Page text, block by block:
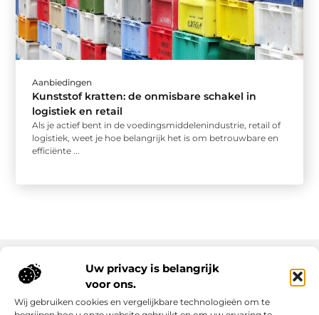
Uw privacy is belangrijk
voor ons.
Wij gebruiken cookies en vergelijkbare technologieën om te
Aanbiedingen
Kunststof kratten: de onmisbare schakel in
logistiek en retail
Als je actief bent in de voedingsmiddelenindustrie, retail of
logistiek, weet je hoe belangrijk het is om betrouwbare en
efficiënte ...
Onze informatie